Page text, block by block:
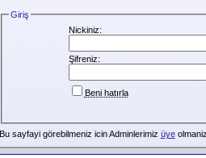
Giriş
Nickiniz:
Şifreniz:
Beni hatırla
Bu sayfayi görebilmeniz icin Adminlerimiz üye